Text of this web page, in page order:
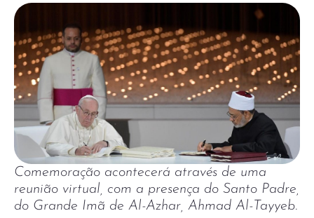
Comemoração acontecerá através de uma
reunião virtual, com a presença do Santo Padre,
do Grande Imã de Al-Azhar, Ahmad Al-Tayyeb.